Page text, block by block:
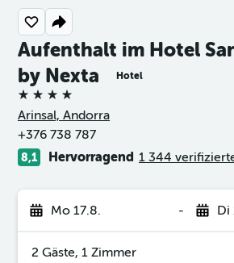
Aufenthalt im Hotel
by Nexta
Hotel
4 Sterne
Arinsal, Andorra
+376 738 787
8,1 Hervorragend 1 344
Mo 17.8. - Di
2 Gäste, 1 Zimmer